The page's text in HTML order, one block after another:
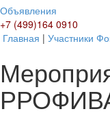
Объявления
+7 (499)164 0910
Главная | Участники